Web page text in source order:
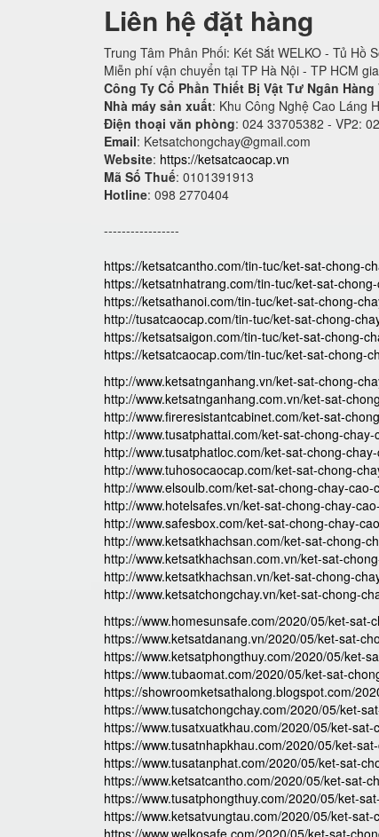
Liên hệ đặt hàng
Trung Tâm Phân Phối: Két Sắt WELKO - Tủ Hồ
Miễn phí vận chuyển tại TP Hà Nội - TP HCM
Công Ty Cổ Phần Thiết Bị Vật Tư Ngân
Nhà máy sản xuất: Khu Công Nghệ Cao Láng
Điện thoại văn phòng: 024 33705382 - VP2:
Email: Ketsatchongchay@gmail.com
Website: https://ketsatcaocap.vn
Mã Số Thuế: 0101391913
Hotline: 098 2770404
-----------------
https://ketsatcantho.com/tin-tuc/ket-sat-chong-
https://ketsatnhatrang.com/tin-tuc/ket-sat-
https://ketsathanoi.com/tin-tuc/ket-sat-chong-
http://tusatcaocap.com/tin-tuc/ket-sat-chong-
https://ketsatsaigon.com/tin-tuc/ket-sat-chong-
https://ketsatcaocap.com/tin-tuc/ket-sat-chong-
http://www.ketsatnganhang.vn/ket-sat-chong-
http://www.ketsatnganhang.com.vn/ket-sat-
http://www.fireresistantcabinet.com/ket-sat-
http://www.tusatphattai.com/ket-sat-chong-
http://www.tusatphatloc.com/ket-sat-chong-
http://www.tuhosocaocap.com/ket-sat-chong-
http://www.elsoulb.com/ket-sat-chong-chay-cao-
http://www.hotelsafes.vn/ket-sat-chong-chay-
http://www.safesbox.com/ket-sat-chong-chay-
http://www.ketsatkhachsan.com/ket-sat-chong-
http://www.ketsatkhachsan.com.vn/ket-sat-
http://www.ketsatkhachsan.vn/ket-sat-chong-
http://www.ketsatchongchay.vn/ket-sat-chong-
https://www.homesunsafe.com/2020/05/ket-
https://www.ketsatdanang.vn/2020/05/ket-sat-
https://www.ketsatphongthuy.com/2020/05/ket-
https://www.tubaomat.com/2020/05/ket-sat-
https://showroomketsathalong.blogspot.com/
https://www.tusatchongchay.com/2020/05/ket-
https://www.tusatxuatkhau.com/2020/05/ket-
https://www.tusatnhapkhau.com/2020/05/ket-
https://www.tusatanphat.com/2020/05/ket-sat-
https://www.ketsatcantho.com/2020/05/ket-sat-
https://www.tusatphongthuy.com/2020/05/ket-
https://www.ketsatvungtau.com/2020/05/ket-
https://www.welkosafe.com/2020/05/ket-sat-